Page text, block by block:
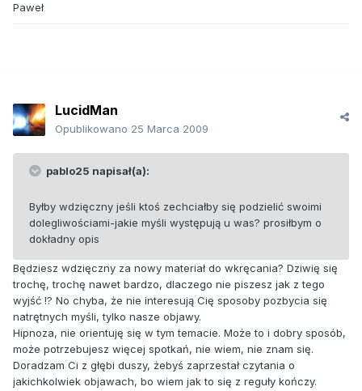
Paweł
LucidMan
Opublikowano 25 Marca 2009
pablo25 napisał(a):
Byłby wdzięczny jeśli ktoś zechciałby się podzielić swoimi
dolegliwościami-jakie myśli występują u was? prosiłbym o
dokładny opis
Będziesz wdzięczny za nowy materiał do wkręcania? Dziwię się
trochę, trochę nawet bardzo, dlaczego nie piszesz jak z tego
wyjść !? No chyba, że nie interesują Cię sposoby pozbycia się
natrętnych myśli, tylko nasze objawy.
Hipnoza, nie orientuję się w tym temacie. Może to i dobry sposób,
może potrzebujesz więcej spotkań, nie wiem, nie znam się.
Doradzam Ci z głębi duszy, żebyś zaprzestał czytania o
jakichkolwiek objawach, bo wiem jak to się z reguły kończy.